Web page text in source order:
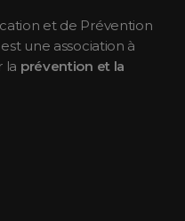
et de Prévention
une association à
la prévention et la